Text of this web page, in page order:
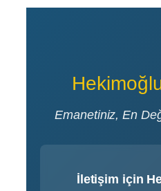
Emanetiniz, En
İletişim için